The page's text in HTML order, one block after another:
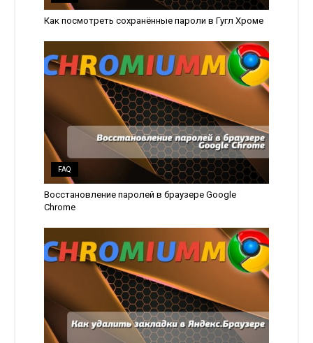
Как посмотреть сохранённые пароли в Гугл Хроме
FAQ
Восстановление паролей в браузере Google
Chrome